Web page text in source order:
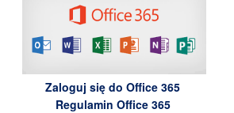
Zaloguj się do Office 365
Regulamin Office 365